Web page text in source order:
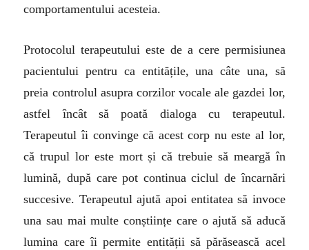
comportamentului acesteia.
Protocolul terapeutului este de a cere permisiunea
pacientului pentru ca entitățile, una câte una, să
preia controlul asupra corzilor vocale ale gazdei lor,
astfel încât să poată dialoga cu terapeutul.
Terapeutul îi convinge că acest corp nu este al lor,
că trupul lor este mort și că trebuie să meargă în
lumină, după care pot continua ciclul de încarnări
succesive. Terapeutul ajută apoi entitatea să invoce
una sau mai multe conștiințe care o ajută să aducă
lumina care îi permite entității să părăsească acel